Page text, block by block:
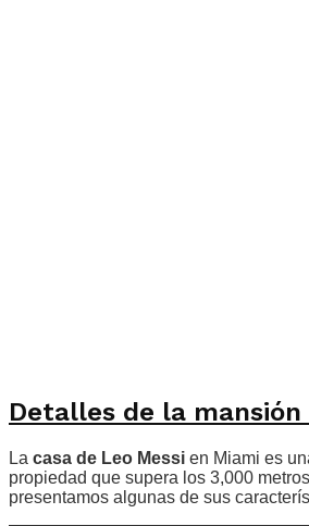
Detalles de la mansión
La casa de Leo Messi en Miami es
propiedad que supera los 3,000
presentamos algunas de sus